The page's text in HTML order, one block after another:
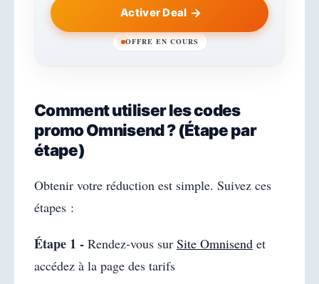
Activer Deal
OFFRE EN COURS
Comment utiliser les codes
promo Omnisend ? (Étape par
étape)
Obtenir votre réduction est simple. Suivez ces
étapes :
Étape 1 - Rendez-vous sur Site Omnisend et
accédez à la page des tarifs